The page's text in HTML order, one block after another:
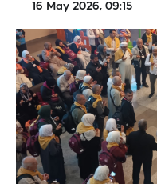
16 May 2026, 09:15